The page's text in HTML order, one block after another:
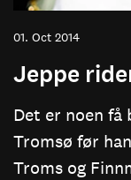
01. Oct 2014
Jeppe
Det er noen
Tromsø før
Troms og